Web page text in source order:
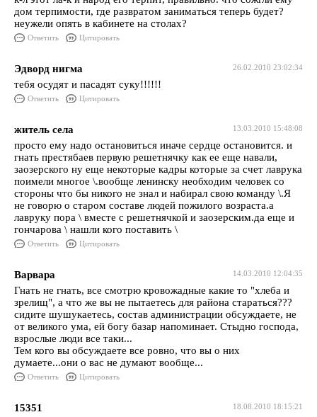
дом терпимости, где развратом заниматься теперь будет?
неужели опять в кабинете на столах?
Ответить Цитировать
26.02.2010 23:02:34
Эдворд нигма
тебя осудят и пасадят суку!!!!!!
Ответить Цитировать
13.03.2010 15:48:08
житель села
просто ему надо остановиться иначе сердце остановится. и
гнать престябаев первую решетнячку как ее еще навали,
заозерского ну еще некоторые кадры которые за счет лаврука
поимели многое \.вообще ленинску необходим человек со
стороны что бы никого не знал и набирал свою команду \.Я
не говорю о старом составе людей пожилого возраста.а
лавруку пора \ вместе с решетнячкой и заозерским.да еще и
гончарова \ нашли кого поставить \
Ответить Цитировать
14.03.2010 12:04:35
Варвара
Гнать не гнать, все смотрю кровожадные какие то "хлеба и
зрелищ", а что же вы не пытаетесь для района стараться???
сидите шушукаетесь, состав администрации обсуждаете, не
от великого ума, ей богу базар напоминает. Стыдно господа,
взрослые люди все таки...
Тем кого вы обсуждаете все ровно, что вы о них
думаете...они о вас не думают вообще...
Ответить Цитировать
18.08.2010 18:15:21
15351